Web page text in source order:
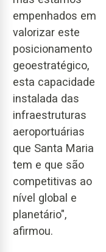
empenhados em
valorizar este
posicionamento
geoestratégico,
esta capacidade
instalada das
infraestruturas
aeroportuárias
que Santa Maria
tem e que são
competitivas ao
nível global e
planetário",
afirmou.